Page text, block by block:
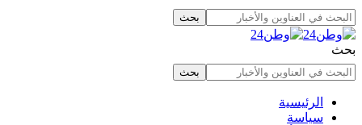
بحث
الرئيسية
سياسة